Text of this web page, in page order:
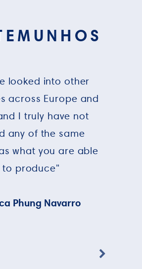
looked into other
across Europe and
I truly have not
any of the same
what you are able
to produce"
Phung Navarro